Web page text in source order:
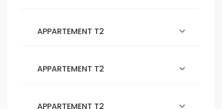
APPARTEMENT T2
APPARTEMENT T2
APPARTEMENT T2